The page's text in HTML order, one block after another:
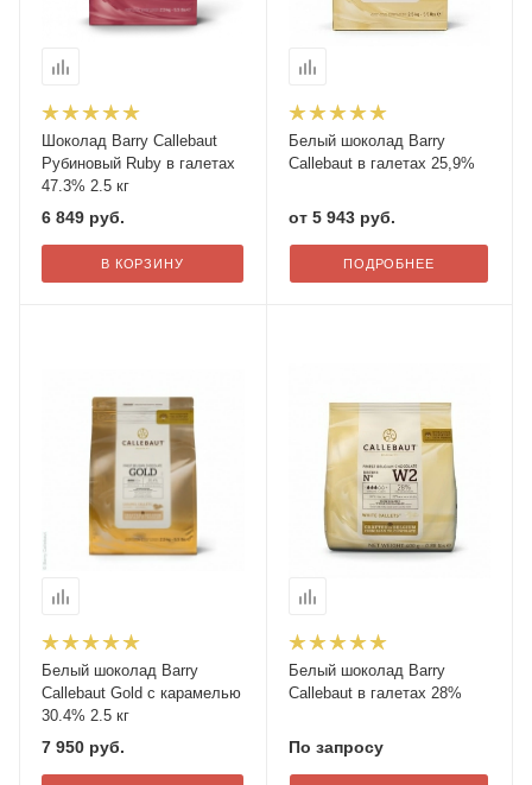
Шоколад Barry Callebaut
Рубиновый Ruby в галетах
47.3% 2.5 кг
6 849 руб.
В КОРЗИНУ
Белый шоколад Barry
Callebaut в галетах 25,9%
от 5 943 руб.
ПОДРОБНЕЕ
Белый шоколад Barry
Callebaut Gold с карамелью
30.4% 2.5 кг
7 950 руб.
Белый шоколад Barry
Callebaut в галетах 28%
По запросу